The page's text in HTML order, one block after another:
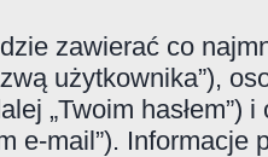
zawierać co
użytkownika”),
„Twoim
e-mail”). Informacje